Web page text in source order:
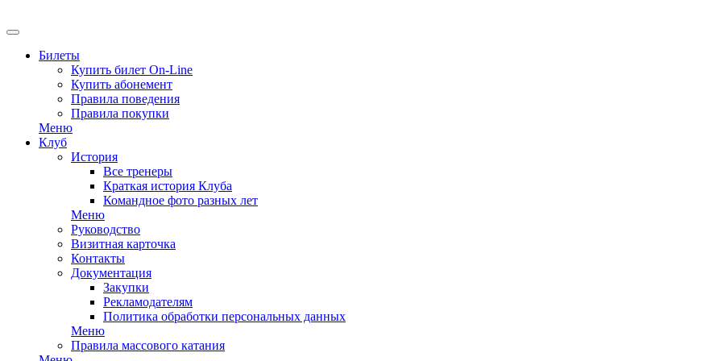
Билеты
Купить билет On-Line
Купить абонемент
Правила поведения
Правила покупки
Меню
Клуб
История
Все тренеры
Краткая история Клуба
Командное фото разных лет
Меню
Руководство
Визитная карточка
Контакты
Документация
Закупки
Рекламодателям
Политика обработки персональных данных
Меню
Правила массового катания